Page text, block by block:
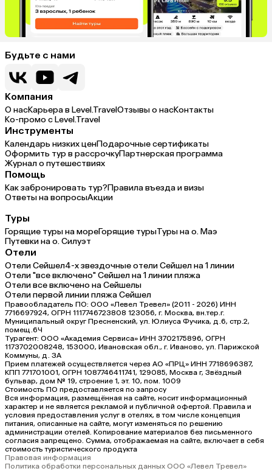
Будьте с нами
Компания
О насКарьера в Level.TravelОтзывы о насКонтакты
Ко-промо с Level.Travel
Инструменты
Календарь низких ценПодарочные сертификаты
Оформить тур в рассрочкуПартнерская программа
Журнал о путешествиях
Помощь
Как забронировать тур?Правила въезда и визы
Ответы на вопросыАкции
Туры
Горящие туры на мореГорящие турыТуры на о. Маэ
Путевки на о. Силуэт
Отели
Отели Сейшел4-х звездочные отели Сейшел на 1 линии
Отели "все включено" Сейшел на 1 линии пляжа
Отели все включено на Сейшелы
Отели первой линии пляжа Сейшел
Правообладатель ПО: ООО «Левел Тревел» (2011 - 2026) ИНН
7716697924, ОГРН 1117746723808 123056, г. Москва, вн.тер.г.
Муниципальный округ Пресненский, ул. Юлиуса Фучика, д.6, стр.2,
помещ.6Ч
Турагент: ООО «Академия Сервиса» ИНН 3702175896, ОГРН
1173702008248, 153000, Ивановская обл., г. Иваново, ул. Парижской
Коммуны, д. ЗА
Прием платежей осуществляется через АО «ПРЦ» ИНН 7718696387,
КПП 771701001, ОГРН 1087746411741, 129085, Москва г, Звёздный
бульвар, дом № 19, строение 1, эт. 10, пом. 1009
Стоимость ПО предоставляется по запросу
Вся информация, размещённая на сайте, носит информационный
характер и не является рекламой и публичной офертой. Правила и
условия предоставления услуг в отелях, в том числе концепция
питания, описанные на сайте, могут изменяться по решению
администрации отелей. Копирование материалов без письменного
согласия запрещено. Сумма, отображаемая на сайте, включает в себя
стоимость туристического продукта
Правовая информация
Политика обработки персональных данных ООО «Левел Тревел»